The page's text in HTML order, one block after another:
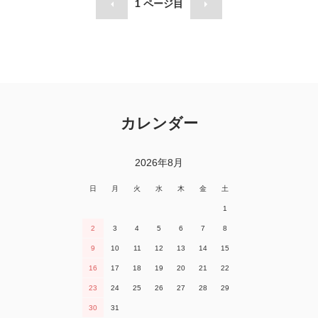
1 ページ目
カレンダー
2026年8月
日 月 火 水 木 金 土
1
2 3 4 5 6 7 8
9 10 11 12 13 14 15
16 17 18 19 20 21 22
23 24 25 26 27 28 29
30 31